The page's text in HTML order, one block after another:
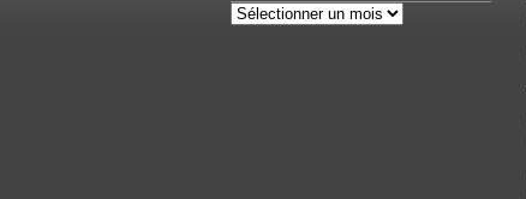
Archives